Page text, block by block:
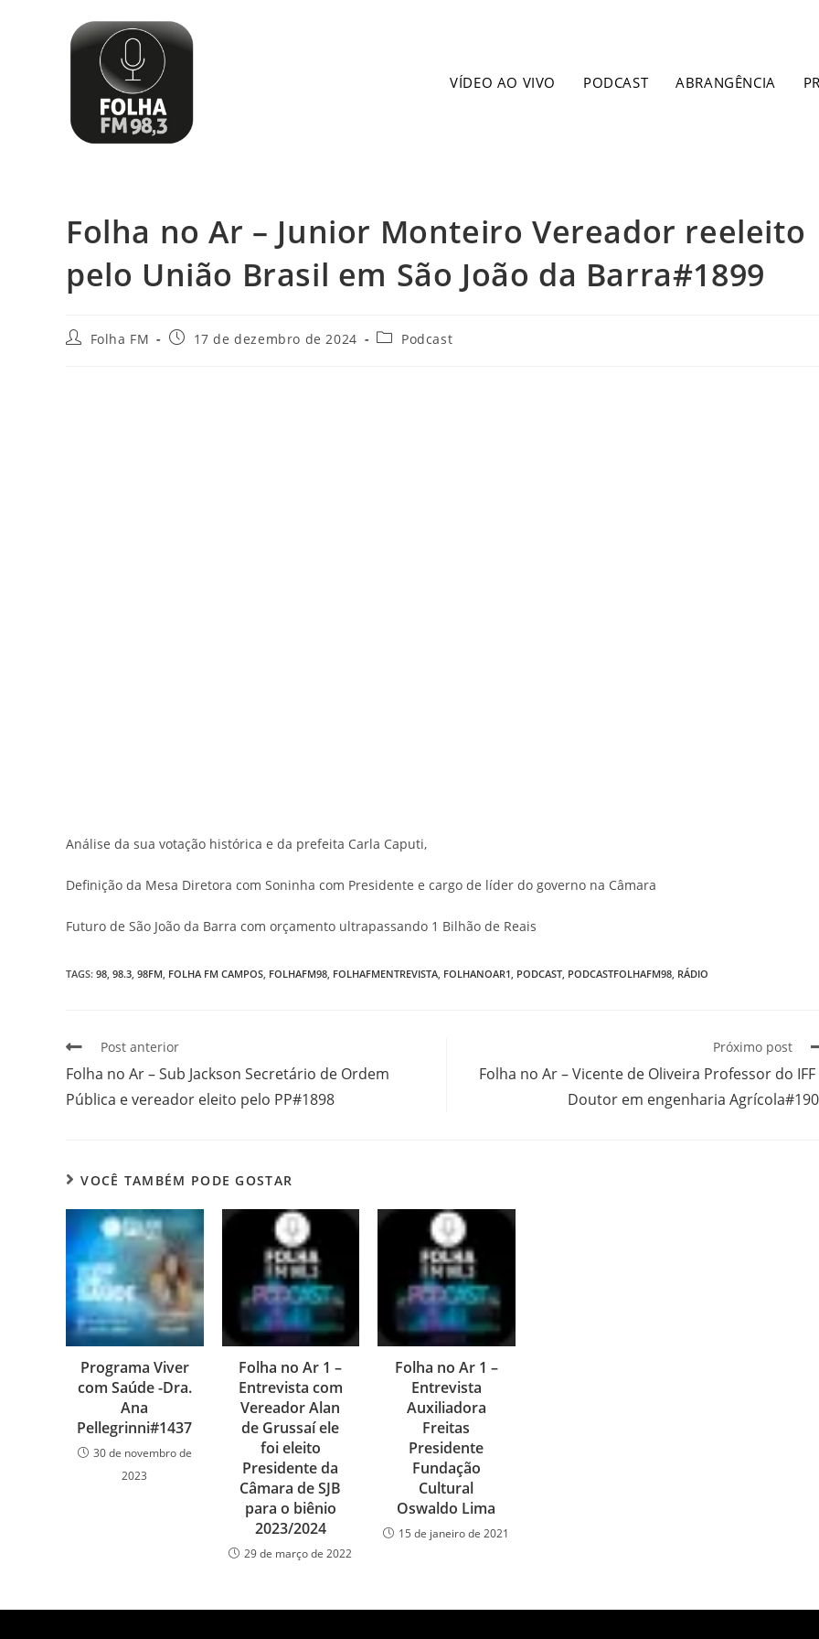
VÍDEO AO VIVO PODCAST ABRANGÊNCIA
Folha no Ar – Junior Monteiro Vereador reeleito
pelo União Brasil em São João da Barra#1899
Folha FM 17 de dezembro de 2024 Podcast
Análise da sua votação histórica e da prefeita Carla Caputi,
Definição da Mesa Diretora com Soninha com Presidente e cargo de líder do governo na Câmara
Futuro de São João da Barra com orçamento ultrapassando 1 Bilhão de Reais
TAGS: 98 98.3 98FM FOLHA FM CAMPOS FOLHAFM98 FOLHAFMENTREVISTA FOLHANOAR1 PODCAST PODCASTFOLHAFM98 RÁDIO
Post anterior
Folha no Ar – Sub Jackson Secretário de Ordem
Pública e vereador eleito pelo PP#1898
Próximo post
Folha no Ar – Vicente de Oliveira Professor do IFF
Doutor em engenharia
VOCÊ TAMBÉM PODE GOSTAR
Programa Viver
com Saúde -Dra.
Ana
Pellegrinni#1437
30 de novembro de
2023
Folha no Ar 1 –
Entrevista com
Vereador Alan
de Grussaí ele
foi eleito
Presidente da
Câmara de SJB
para o biênio
2023/2024
29 de março de 2022
Folha no Ar 1 –
Entrevista
Auxiliadora
Freitas
Presidente
Fundação
Cultural
Oswaldo Lima
15 de janeiro de 2021